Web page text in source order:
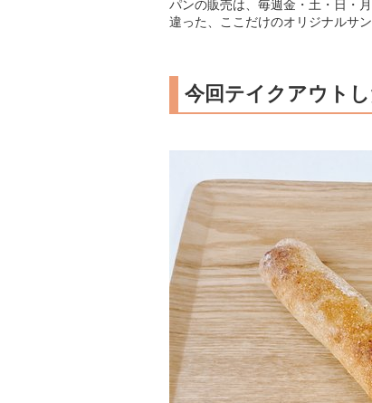
パンの販売は、毎週金・土・日・
違った、ここだけのオリジナルサ
今回テイクアウト